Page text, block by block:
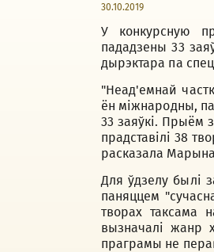
30.10.2019
У конкурсную
пададзены 33
дырэктара па
"Неад'емнай
ён міжнародны,
33 заяўкі. Прыём
прадставілі 38
расказала
Для ўдзелу былі
паняццем
творах таксама
вызначалі жанр
праграмы не